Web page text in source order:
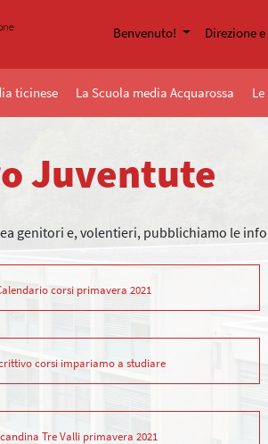
Benvenuto! Direzione
ticinese La Scuola media Acquarossa
Juventute
genitori e, volentieri, pubblichiamo le
corsi primavera 2021
corsi impariamo a studiare
Tre Valli primavera 2021